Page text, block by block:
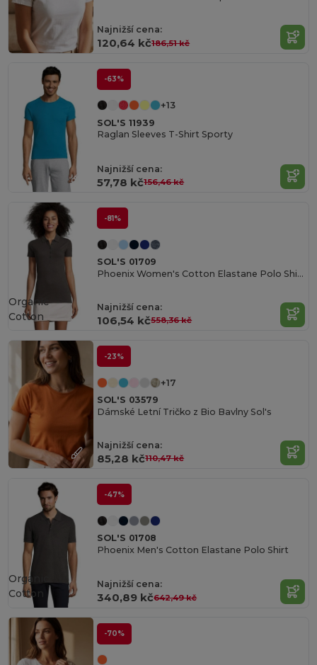
Najnižší cena:
120,64 kč186,51 kč
-63%
+13
SOL'S 11939
Raglan Sleeves T-Shirt Sporty
Najnižší cena:
57,78 kč156,46 kč
-81%
SOL'S 01709
Phoenix Women's Cotton Elastane Polo Shirt
Najnižší cena:
106,54 kč558,36 kč
Organic
Cotton
-23%
+17
SOL'S 03579
Dámské Letní Tričko z Bio Bavlny Sol's
Najnižší cena:
85,28 kč110,47 kč
-47%
SOL'S 01708
Phoenix Men's Cotton Elastane Polo Shirt
Najnižší cena:
340,89 kč642,49 kč
Organic
Cotton
-70%